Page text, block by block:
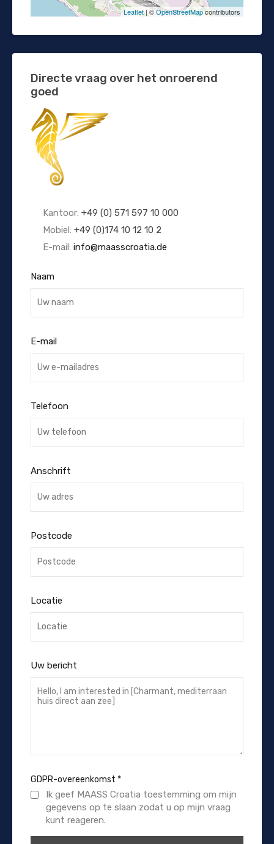
Leaflet| ©OpenStreetMapcontributors
Directe vraag over het onroerend
goed
Kantoor: +49 (0) 571 597 10 000
Mobiel: +49 (0)174 10 12 10 2
E-mail: info@maasscroatia.de
Naam
E-mail
Telefoon
Anschrift
Postcode
Locatie
Uw bericht
GDPR-overeenkomst *
Ik geef MAASS Croatia toestemming om mijn
gegevens op te slaan zodat u op mijn vraag
kunt reageren.